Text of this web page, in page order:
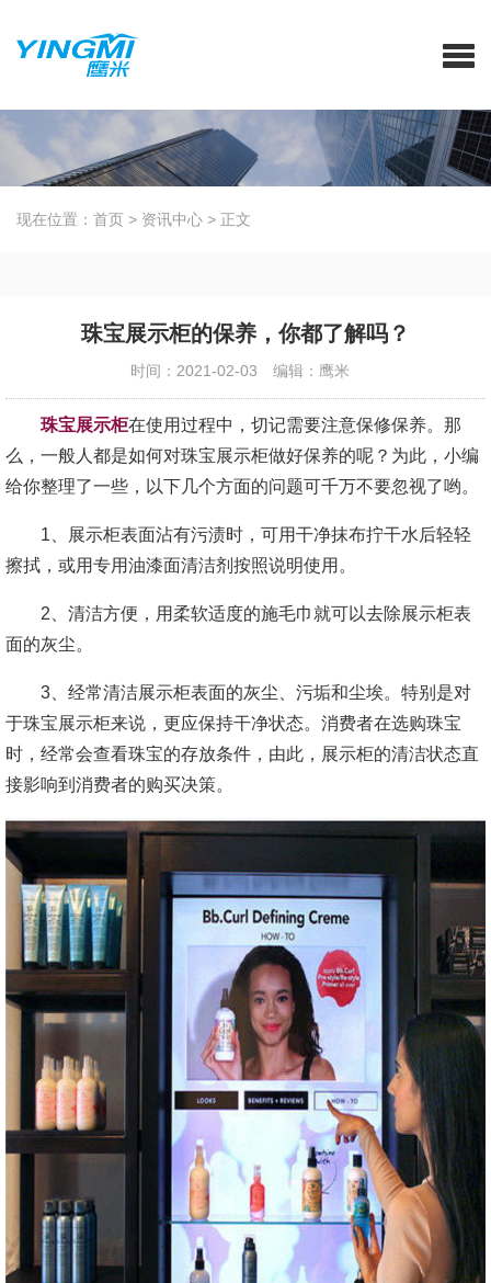
现在位置： 首页 > 资讯中心 > 正文
珠宝展示柜的保养，你都了解吗？
时间：2021-02-03 编辑：鹰米
珠宝展示柜在使用过程中，切记需要注意保修保养。那
么，一般人都是如何对珠宝展示柜做好保养的呢？为此，小编
给你整理了一些，以下几个方面的问题可千万不要忽视了哟。
1、展示柜表面沾有污渍时，可用干净抹布拧干水后轻轻
擦拭，或用专用油漆面清洁剂按照说明使用。
2、清洁方便，用柔软适度的施毛巾就可以去除展示柜表
面的灰尘。
3、经常清洁展示柜表面的灰尘、污垢和尘埃。特别是对
于珠宝展示柜来说，更应保持干净状态。消费者在选购珠宝
时，经常会查看珠宝的存放条件，由此，展示柜的清洁状态直
接影响到消费者的购买决策。